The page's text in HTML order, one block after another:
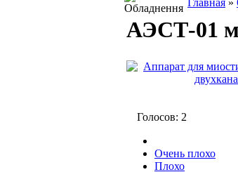
Главная »
АЭСТ-01
Голосов: 2
Очень плохо
Плохо